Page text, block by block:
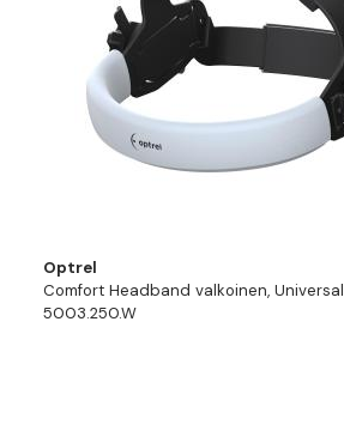
Optrel
Comfort Headband valkoinen, Universal
5003.250.W